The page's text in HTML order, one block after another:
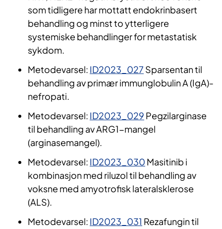
som tidligere har mottatt endokrinbasert
behandling og minst to ytterligere
systemiske behandlinger for metastatisk
sykdom.
Metodevarsel: ID2023_027 Sparsentan til
behandling av primær immunglobulin A (IgA)-
nefropati.
Metodevarsel: ID2023_029 Pegzilarginase
til behandling av ARG1-mangel
(arginasemangel).
Metodevarsel: ID2023_030 Masitinib i
kombinasjon med riluzol til behandling av
voksne med amyotrofisk lateralsklerose
(ALS).
Metodevarsel: ID2023_031 Rezafungin til